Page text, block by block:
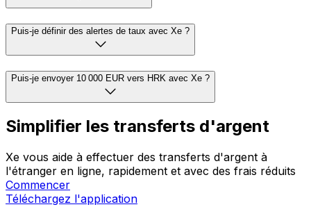
Puis-je définir des alertes de taux avec Xe ?
Puis-je envoyer 10 000 EUR vers HRK avec Xe ?
Simplifier les transferts d'argent
Xe vous aide à effectuer des transferts d'argent à
l'étranger en ligne, rapidement et avec des frais réduits
Commencer
Téléchargez l'application